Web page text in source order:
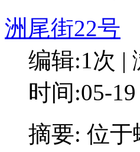
洲尾街22号
编辑:1次 |
时间:05-
摘要: 位于